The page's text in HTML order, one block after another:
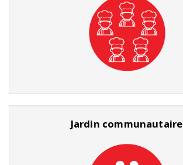
Jardin communautaire